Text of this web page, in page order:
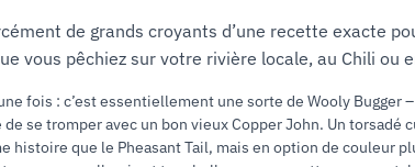
de grands croyants d’une recette exacte
vous pêchiez sur votre rivière locale, au Chili ou
fois : c’est essentiellement une sorte de Wooly
de se tromper avec un bon vieux Copper John. Un
histoire que le Pheasant Tail, mais en option de couleur